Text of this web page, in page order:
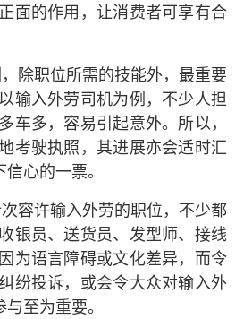
面的作用，让消费者可享有合
除职位所需的技能外，最重要
输入外劳司机为例，不少人担
多，容易引起意外。所以，
考驶执照，其进展亦会适时汇
心的一票。
容许输入外劳的职位，不少都
银员、送货员、发型师、接线
为语言障碍或文化差异，而令
纷投诉，或会令大众对输入外
至为重要。